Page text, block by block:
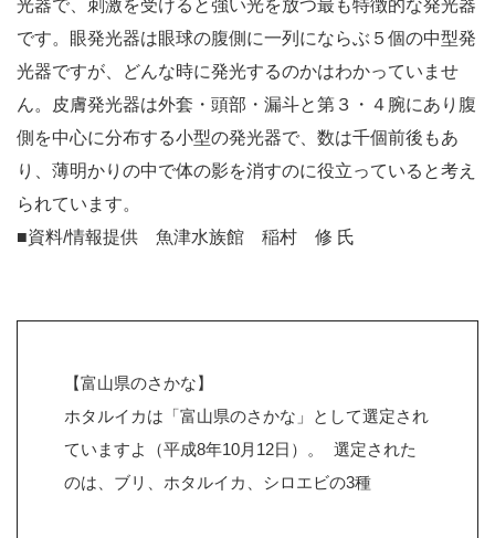
光器で、刺激を受けると強い光を放つ最も特徴的な発光器
です。眼発光器は眼球の腹側に一列にならぶ５個の中型発
光器ですが、どんな時に発光するのかはわかっていませ
ん。皮膚発光器は外套・頭部・漏斗と第３・４腕にあり腹
側を中心に分布する小型の発光器で、数は千個前後もあ
り、薄明かりの中で体の影を消すのに役立っていると考え
られています。
■資料/情報提供 魚津水族館 稲村 修 氏
【富山県のさかな】
ホタルイカは「富山県のさかな」として選定され
ていますよ（平成8年10月12日）。 選定された
のは、ブリ、ホタルイカ、シロエビの3種